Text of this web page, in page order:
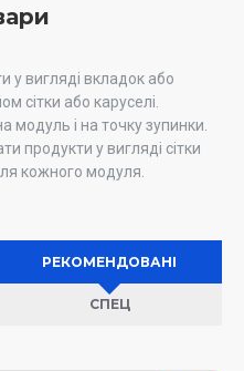
у вигляді вкладок або
сітки або каруселі.
модуль і на точку зупинки.
продукти у вигляді сітки
кожного модуля.
РЕКОМЕНДОВАНІ
СПЕЦ